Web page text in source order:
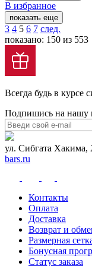
В избранное
показать еще
3 4 5 6 7 след.
показано: 150 из 553
Всегда будь в курсе
Подпишись на нашу
ул. Сибгата Хакима,
bars.ru
Контакты
Оплата
Доставка
Возврат и
Размерная
Бонусная
Статус заказа